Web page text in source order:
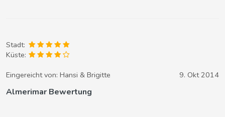
Stadt:
Küste:
Eingereicht von: Hansi & Brigitte 9. Okt 2014
Almerimar Bewertung